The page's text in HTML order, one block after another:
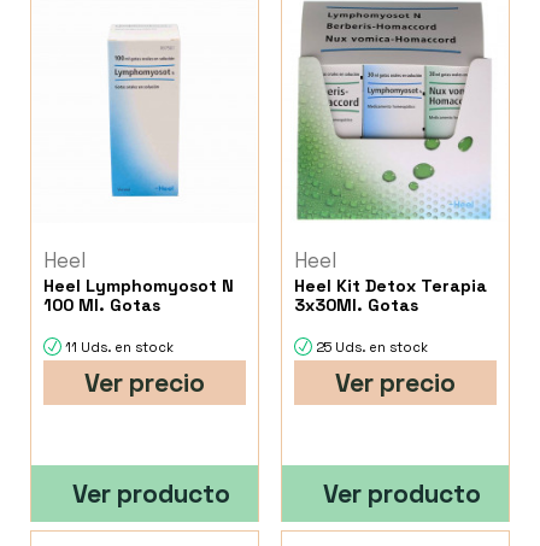
Heel
Heel Lymphomyosot N
100 Ml. Gotas
11 Uds. en stock
Ver precio
Ver producto
Heel
Heel Kit Detox Terapia
3x30Ml. Gotas
25 Uds. en stock
Ver precio
Ver producto